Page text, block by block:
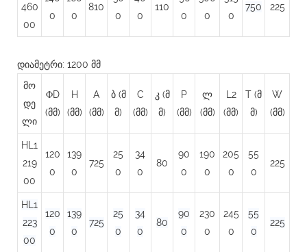
460
00
0
0
810
0
0
110
0
0
0
750 225
დიამეტრი: 1200 მმ
მო
დე
ლი
ΦD
(მმ)
H
(მმ)
A
(მმ)
ბ (მ
მ)
C
(მმ)
კ (მ
მ)
P
(მმ)
ლ
(მმ)
L2
(მმ)
T (მ
მ)
W
(მმ)
HL1
219
00
120
0
139
0
725
25
0
34
0
80
90
0
190
0
205
0
55
0
225
HL1
223
00
120
0
139
0
725
25
0
34
0
80
90
0
230
0
245
0
55
0
225